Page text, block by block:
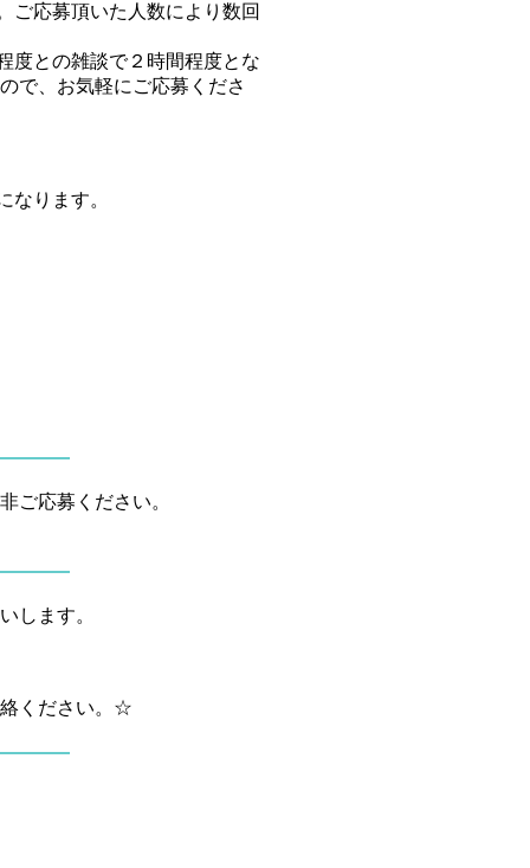
ご応募頂いた人数により数回
度との雑談で２時間程度とな
で、お気軽にご応募くださ
ります。
ご応募ください。
します。
ください。☆